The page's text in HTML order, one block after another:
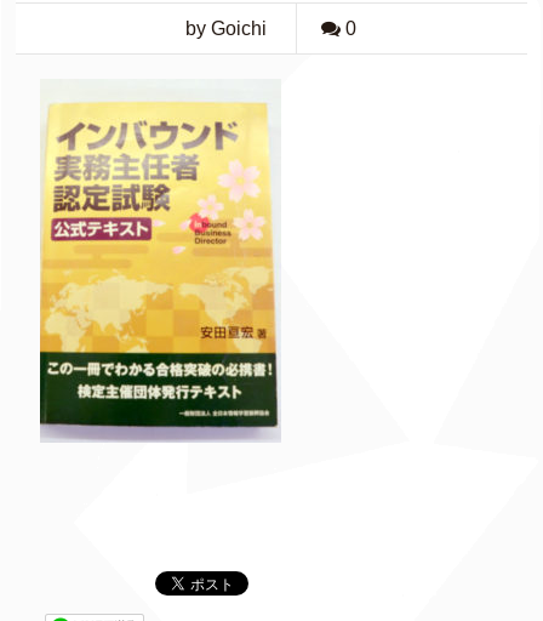
by Goichi 0